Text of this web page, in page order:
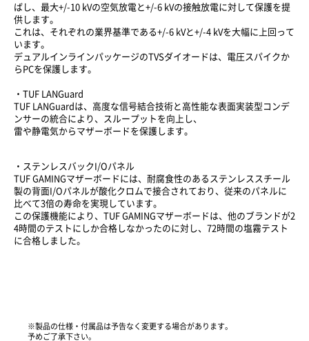
ばし、最大+/-10 kVの空気放電と+/-6 kVの接触放電に対して保護を提
供します。
これは、それぞれの業界基準である+/-6 kVと+/-4 kVを大幅に上回って
います。
デュアルインラインパッケージのTVSダイオードは、電圧スパイクか
らPCを保護します。
・TUF LANGuard
TUF LANGuardは、高度な信号結合技術と高性能な表面実装型コンデ
ンサーの統合により、スループットを向上し、
雷や静電気からマザーボードを保護します。
・ステンレスバックI/Oパネル
TUF GAMINGマザーボードには、耐腐食性のあるステンレススチール
製の背面I/Oパネルが酸化クロムで接合されており、従来のパネルに
比べて3倍の寿命を実現しています。
この保護機能により、TUF GAMINGマザーボードは、他のブランドが2
4時間のテストにしか合格しなかったのに対し、72時間の塩霧テスト
に合格しました。
※製品の仕様・付属品は予告なく変更する場合があります。
予めご了承下さい。